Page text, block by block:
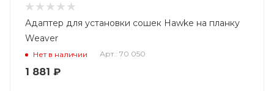
Адаптер для установки сошек Hawke на планку
Weaver
Нет в наличии Арт.: 70 050
1 881 ₽